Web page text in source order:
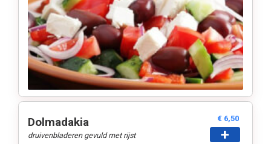
Dolmadakia
druivenbladeren gevuld met rijst
€ 6,50
+